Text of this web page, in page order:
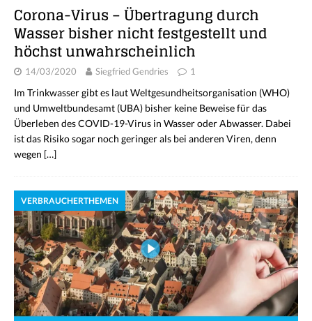
Corona-Virus – Übertragung durch
Wasser bisher nicht festgestellt und
höchst unwahrscheinlich
14/03/2020 Siegfried Gendries 1
Im Trinkwasser gibt es laut Weltgesundheitsorganisation (WHO)
und Umweltbundesamt (UBA) bisher keine Beweise für das
Überleben des COVID-19-Virus in Wasser oder Abwasser. Dabei
ist das Risiko sogar noch geringer als bei anderen Viren, denn
wegen […]
VERBRAUCHERTHEMEN